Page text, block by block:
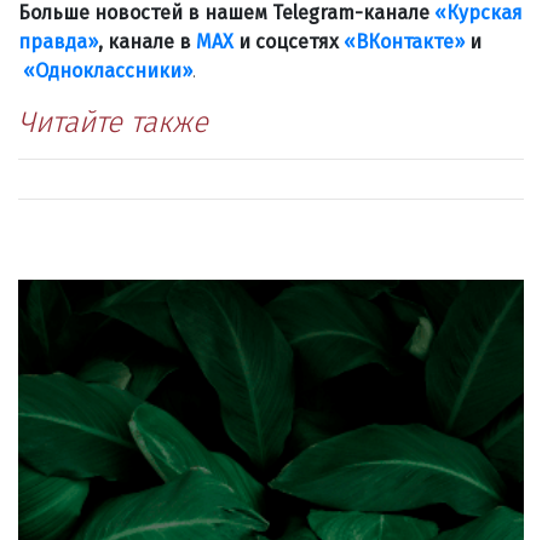
Больше новостей в нашем Telegram-канале «Курская
правда», канале в МАХи соцсетях «ВКонтакте»и
«Одноклассники».
Читайте также